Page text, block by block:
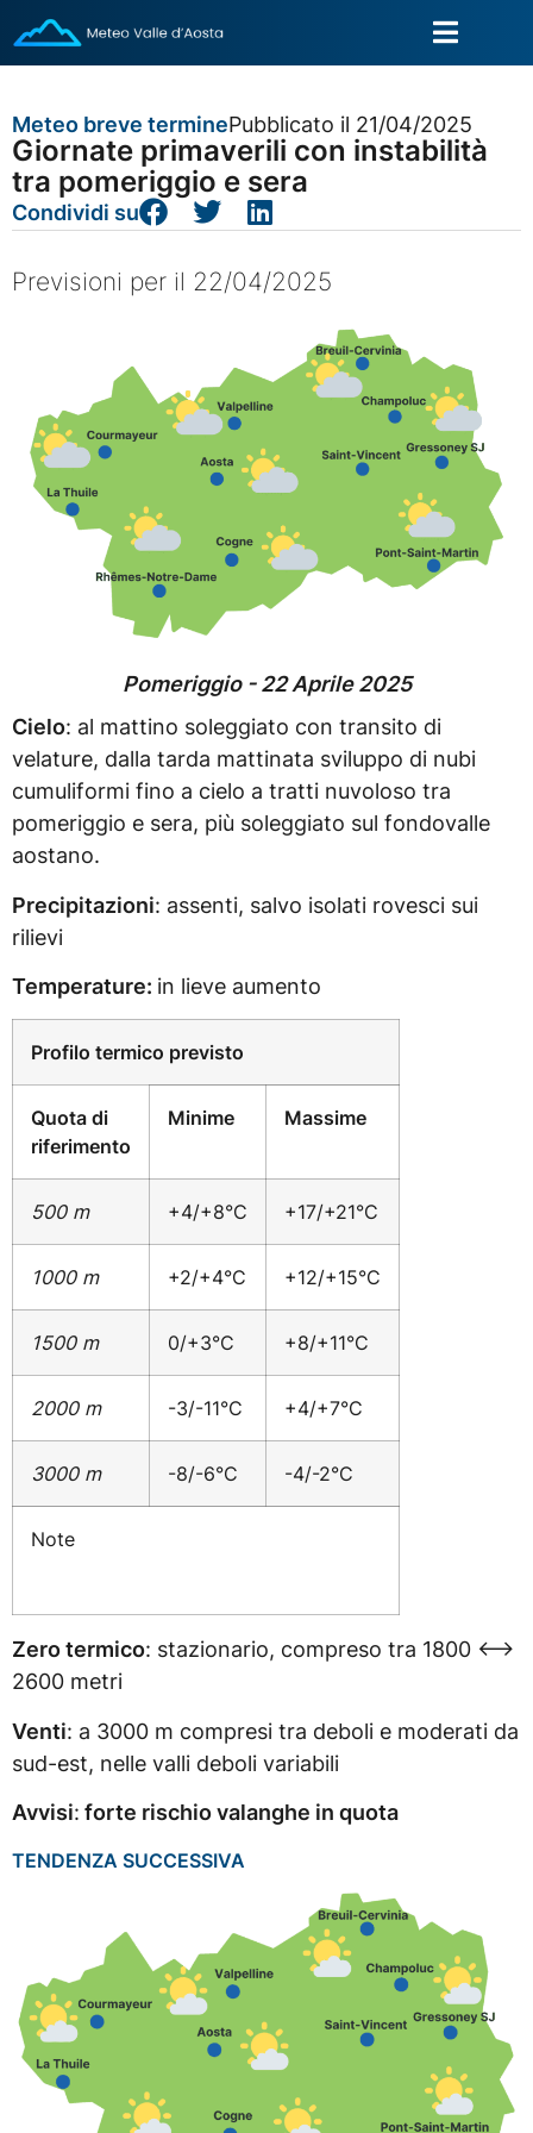
Meteo breve terminePubblicato il 21/04/2025
Giornate primaverili con instabilità
tra pomeriggio e sera
Condividi su
Previsioni per il 22/04/2025
Pomeriggio - 22 Aprile 2025
Cielo: al mattino soleggiato con transito di
velature, dalla tarda mattinata sviluppo di nubi
cumuliformi fino a cielo a tratti nuvoloso tra
pomeriggio e sera, più soleggiato sul fondovalle
aostano.
Precipitazioni: assenti, salvo isolati rovesci sui
rilievi
Temperature: in lieve aumento
Profilo termico previsto
Quota di
riferimento
Minime Massime
500 m +4/+8°C +17/+21°C
1000 m +2/+4°C +12/+15°C
1500 m 0/+3°C +8/+11°C
2000 m -3/-11°C +4/+7°C
3000 m -8/-6°C -4/-2°C
Note
Zero termico: stazionario, compreso tra 1800 <–>
2600 metri
Venti: a 3000 m compresi tra deboli e moderati da
sud-est, nelle valli deboli variabili
Avvisi: forte rischio valanghe in quota
TENDENZA SUCCESSIVA